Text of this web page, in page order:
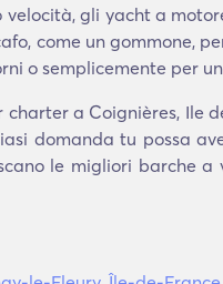
gli yacht a
come un gommone,
o semplicemente per
a Coignières, Ile
domanda tu possa
le migliori barche